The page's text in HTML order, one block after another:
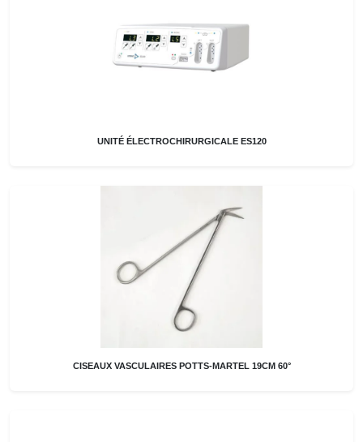
UNITÉ ÉLECTROCHIRURGICALE ES120
CISEAUX VASCULAIRES POTTS-MARTEL 19CM 60°